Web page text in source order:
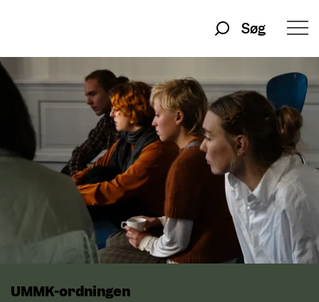
Søg
UMMK-ordningen